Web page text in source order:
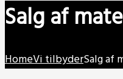
Salg af
HomeVi tilbyderSalg af